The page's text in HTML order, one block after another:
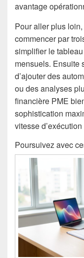
avantage
Pour aller plus
commencer par
simplifier le
mensuels. Ensuite
d’ajouter des
ou des analyses
financière PME
sophistication
vitesse
Poursuivez avec